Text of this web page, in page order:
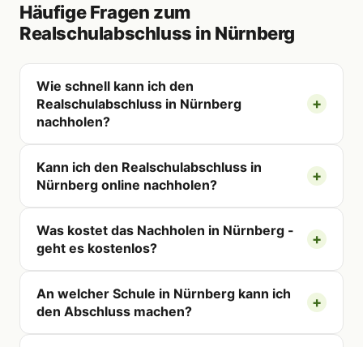
Häufige Fragen zum
Realschulabschluss in Nürnberg
Wie schnell kann ich den
Realschulabschluss in Nürnberg
nachholen?
Kann ich den Realschulabschluss in
Nürnberg online nachholen?
Was kostet das Nachholen in Nürnberg -
geht es kostenlos?
An welcher Schule in Nürnberg kann ich
den Abschluss machen?